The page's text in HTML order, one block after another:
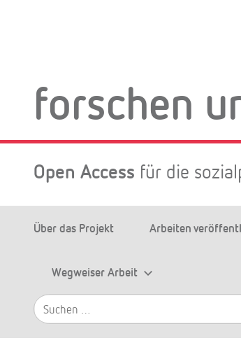
forschen
Open Access für die
Über das Projekt Arbeiten
Wegweiser Arbeit
Suchen
nach: